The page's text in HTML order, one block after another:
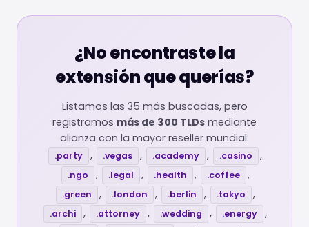
¿No encontraste la
extensión que querías?
Listamos las 35 más buscadas, pero
registramos más de 300 TLDs mediante
alianza con la mayor reseller mundial:
.party , .vegas , .academy , .casino ,
.ngo , .legal , .health , .coffee ,
.green , .london , .berlin , .tokyo ,
.archi , .attorney , .wedding , .energy ,